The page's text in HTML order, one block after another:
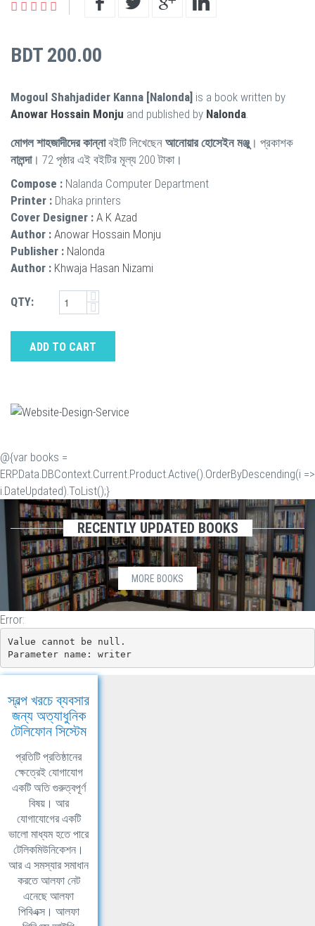
BDT 200.00
Mogoul Shahjadider Kanna [Nalonda] is a book written by
Anowar Hossain Monju and published by Nalonda
মোগল শাহজাদীদের কান্নাবইটি লিখেছেন আনোয়ার হোসেইন মঞ্জু । প্রকাশক
নালন্দা। 72 পৃষ্ঠার এই বইটির মূল্য 200 টাকা।
Compose : Nalanda Computer Department
Printer : Dhaka printers
Cover Designer : A K Azad
Author : Anowar Hossain Monju
Publisher : Nalonda
Author : Khwaja Hasan Nizami
QTY:
ADD TO CART
@{var books =
ERP.Data.DBContext.Current.Product.Active().OrderByDescending(i =>
i.DateUpdated).ToList();}
RECENTLY UPDATED BOOKS
MORE BOOKS
Error:
Value cannot be null.
Parameter name: writer
স্বল্প খরচে ব্যবসার
জন্য অত্যাধুনিক
টেলিফোন সিস্টেম
প্রতিটি প্রতিষ্ঠানের
ক্ষেত্রেই যোগাযোগ
একটি অতি গুরুত্বপূর্ণ
বিষয়। আর
যোগাযোগের একটি
ভালো মাধ্যম হতে পারে
টেলিকমিউনিকেশন।
আর এ সমস্যার সমাধান
করতে আলফা নেট
এনেছে আলফা
পিবিএক্স। আলফা